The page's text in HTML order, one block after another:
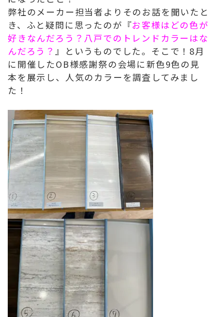
弊社のメーカー担当者よりそのお話を聞いたと
き、ふと疑問に思ったのが『お客様はどの色が
好きなんだろう？八戸でのトレンドカラーはな
んだろう？ 』というものでした。そこで！8月
に開催したOB様感謝祭の会場に新色9色の見
本を展示し、人気のカラーを調査してみまし
た！